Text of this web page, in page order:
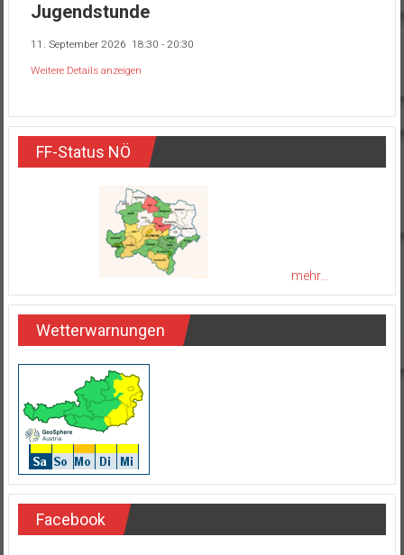
Jugendstunde
11. September 2026 18:30 - 20:30
Weitere Details anzeigen
FF-Status NÖ
mehr...
Wetterwarnungen
Facebook